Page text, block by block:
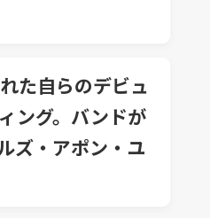
た自らのデビュ
ング。バンドが
ズ・アポン・ユ